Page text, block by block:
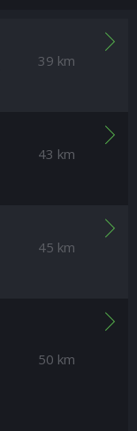
39 km
43 km
45 km
50 km